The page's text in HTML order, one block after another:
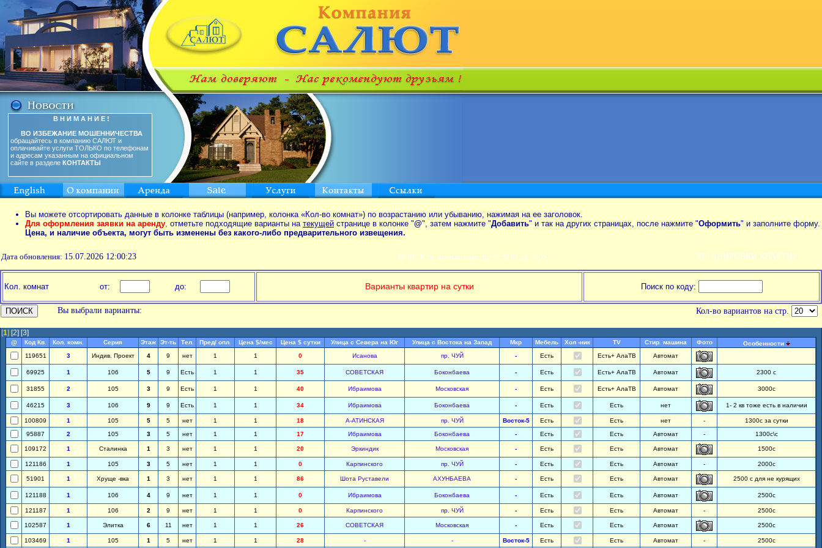
В Н И М А Н И Е !
ВО ИЗБЕЖАНИЕ МОШЕННИЧЕСТВА
обращайтесь в компанию САЛЮТ и
оплачивайте услуги ТОЛЬКО по телефонам
и адресам указанным на официальном
сайте в разделе КОНТАКТЫ
Вы можете отсортировать данные в колонке таблицы (например, колонка «Кол-во комнат») по возрастанию или убыванию, нажимая на ее заголовок.
Для оформления заявки на аренду, отметьте подходящие варианты на текущей странице в колонке "@", затем нажмите "Добавить" и так на других страницах, после нажмите "Оформить" и заполните форму.
Цена, и наличие объекта, могут быть изменены без какого-либо предварительного извещения.
Дата обновления: 15.07.2026 12:00:23 ПОИСК по аренде квартир от MIN до 550$ ПЛАНИРОВКИ КВАРТИР
Кол. комнат от: до: Варианты квартир на сутки Поиск по коду:
Вы выбрали варианты: Кол-во вариантов на стр.
[1] [2] [3]
@ Код Кв. Кол. комн. Серия Этаж Эт-ть Тел. Пред/ опл. Цена $/мес Цена $ сутки Улица с Севера на Юг Улица с Востока на Запад Мкр Мебель Хол -ник TV Стир. машина Фото
Особенности
119651
3 Индив. Проект 4 9 нет 1 1 0 Исанова пр. ЧУЙ - Есть Есть+ АлаТВ Автомат
69925 1 106 5 9 Есть 1 1 35 СОВЕТСКАЯ Боконбаева - Есть Есть+ АлаТВ Автомат 2300 с
31855 2 105 3 9 Есть 1 1 40 Ибраимова Московская - Есть Есть+ АлаТВ Автомат 3000с
46215 3 106 9 9 Есть 1 1 34 Ибраимова Боконбаева - Есть Есть нет 1- 2 кв тоже есть в наличии
100809 1 105 5 5 нет 1 1 18 А-АТИНСКАЯ пр. ЧУЙ Восток-5 Есть Есть нет -
1300с за сутки
95887
2 105 3 5 нет 1 1 17 Ибраимова Боконбаева - Есть Есть Автомат - 1300с\с
109172 1 Сталинка 1 3 нет 1 1 20 Эркиндик Московская - Есть Есть Автомат 1500с
121186 1 105 3 5 нет 1 1 0 Карпинского пр. ЧУЙ - Есть Есть Автомат - 2000с
51901 1 Хруще -вка 1 3 нет 1 1 86 Шота Руставели АХУНБАЕВА - Есть Есть Автомат 2500 с для не курящих
121188 1 106 4 9 нет 1 1 0 Ибраимова Боконбаева - Есть Есть Автомат 2500с
121187 1 106 2 9 нет 1 1 0 Карпинского пр. ЧУЙ - Есть Есть Автомат - 2500с
102587 1 Элитка 6 11 нет 1 1 26 СОВЕТСКАЯ Московская - Есть Есть Автомат 2500с
103469 1 105 1 5 нет 1 1 28 - - Восток-5 Есть Есть Автомат - 2500с